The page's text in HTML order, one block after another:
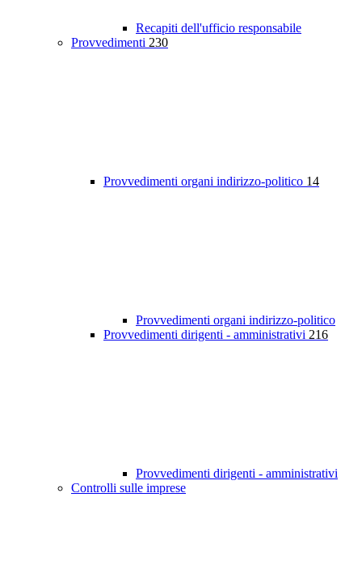
Recapiti dell'ufficio responsabile
Provvedimenti 230
Provvedimenti organi indirizzo-politico 14
Provvedimenti organi indirizzo-politico
Provvedimenti dirigenti - amministrativi 216
Provvedimenti dirigenti - amministrativi
Controlli sulle imprese